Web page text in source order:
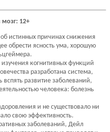
12+
истинных причинах снижения
обрести ясность ума, хорошую
когнитивных функций
разработана система,
вспять развитие заболеваний,
человека: болезнь
и не существовало ни
свою эффективность.
заболеваний, Дейл